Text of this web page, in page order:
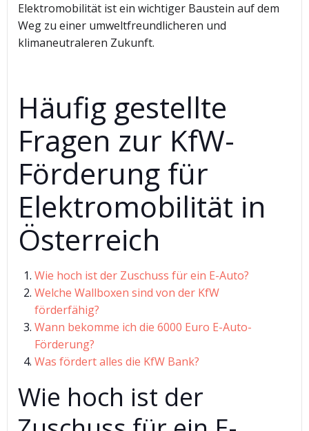
Elektromobilität ist ein wichtiger Baustein auf dem
Weg zu einer umweltfreundlicheren und
klimaneutraleren Zukunft.
Häufig gestellte
Fragen zur KfW-
Förderung für
Elektromobilität in
Österreich
Wie hoch ist der Zuschuss für ein E-Auto?
Welche Wallboxen sind von der KfW
förderfähig?
Wann bekomme ich die 6000 Euro E-Auto-
Förderung?
Was fördert alles die KfW Bank?
Wie hoch ist der